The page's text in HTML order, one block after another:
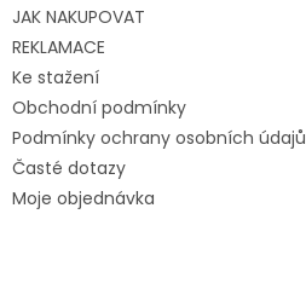
JAK NAKUPOVAT
REKLAMACE
Ke stažení
Obchodní podmínky
Podmínky ochrany osobních údajů
Časté dotazy
Moje objednávka